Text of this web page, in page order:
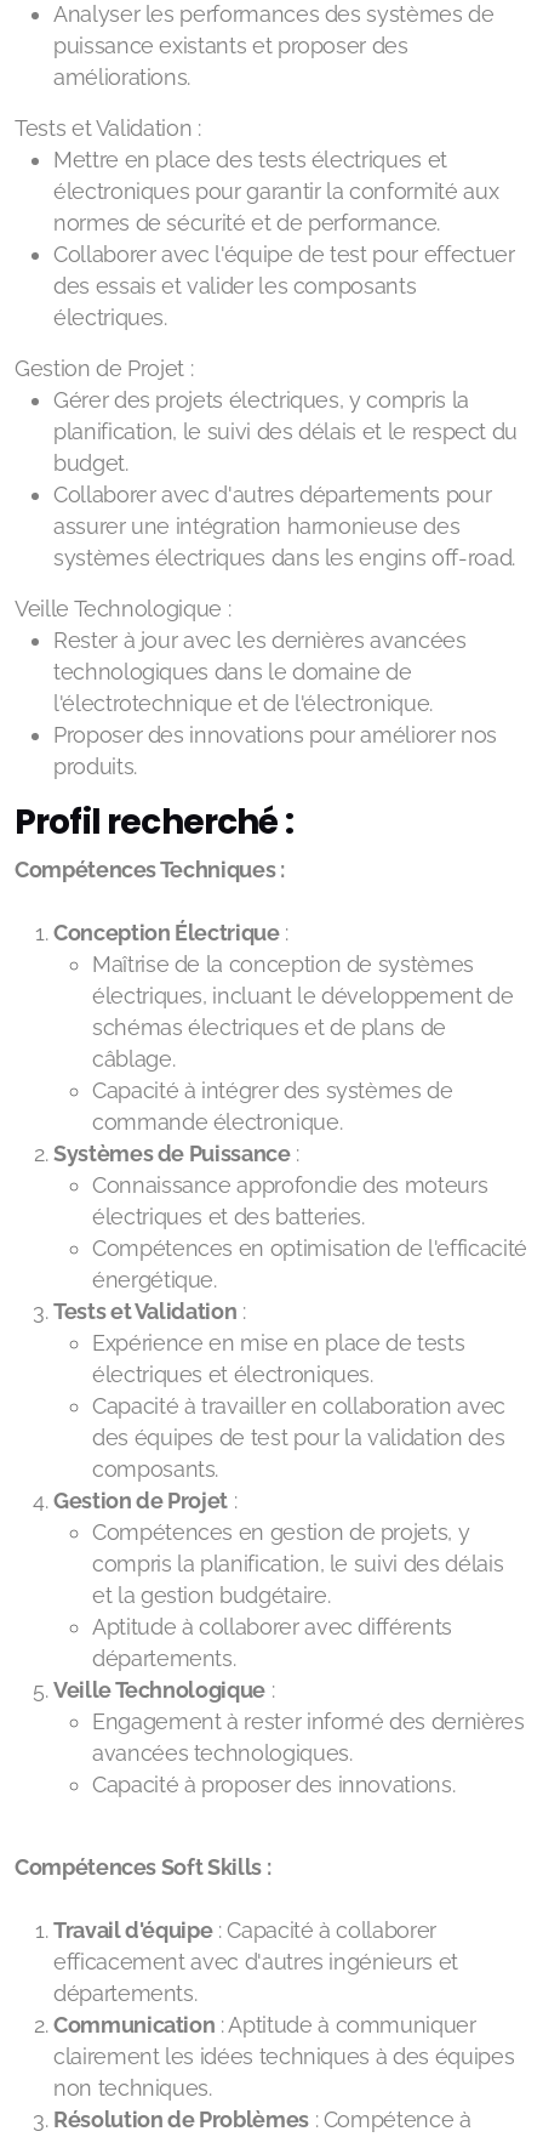
Analyser les performances des systèmes de
puissance existants et proposer des
améliorations.
Tests et Validation :
Mettre en place des tests électriques et
électroniques pour garantir la conformité aux
normes de sécurité et de performance.
Collaborer avec l'équipe de test pour effectuer
des essais et valider les composants
électriques.
Gestion de Projet :
Gérer des projets électriques, y compris la
planification, le suivi des délais et le respect du
budget.
Collaborer avec d'autres départements pour
assurer une intégration harmonieuse des
systèmes électriques dans les engins off-road.
Veille Technologique :
Rester à jour avec les dernières avancées
technologiques dans le domaine de
l'électrotechnique et de l'électronique.
Proposer des innovations pour améliorer nos
produits.
Profil recherché :
Compétences Techniques :
Conception Électrique:
Maîtrise de la conception de systèmes
électriques, incluant le développement de
schémas électriques et de plans de
câblage.
Capacité à intégrer des systèmes de
commande électronique.
Systèmes de Puissance:
Connaissance approfondie des moteurs
électriques et des batteries.
Compétences en optimisation de l'efficacité
énergétique.
Tests et Validation :
Expérience en mise en place de tests
électriques et électroniques.
Capacité à travailler en collaboration avec
des équipes de test pour la validation des
composants.
Gestion de Projet :
Compétences en gestion de projets, y
compris la planification, le suivi des délais
et la gestion budgétaire.
Aptitude à collaborer avec différents
départements.
Veille Technologique:
Engagement à rester informé des dernières
avancées technologiques.
Capacité à proposer des innovations.
Compétences Soft Skills :
Travail d'équipe: Capacité à collaborer
efficacement avec d'autres ingénieurs et
départements.
Communication : Aptitude à communiquer
clairement les idées techniques à des équipes
non techniques.
Résolution de Problèmes: Compétence à